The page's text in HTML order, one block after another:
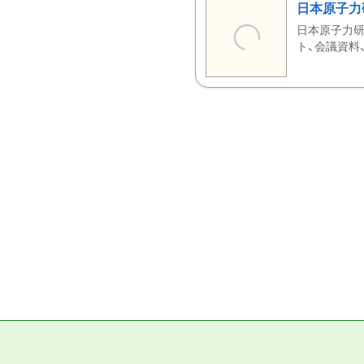
日本原子
日本原子力
ト、会議資